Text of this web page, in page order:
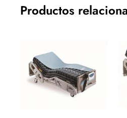
Productos